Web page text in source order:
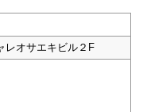
レオサエキビル２F